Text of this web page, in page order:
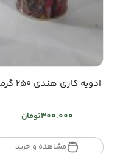
ادویه کاری هندی ۲۵۰ گرمی
تومان300.000
مشاهده و خرید